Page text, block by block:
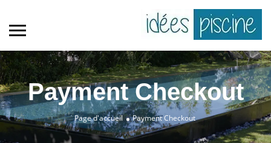
Payment Checkout
Page d'accueil Payment Checkout